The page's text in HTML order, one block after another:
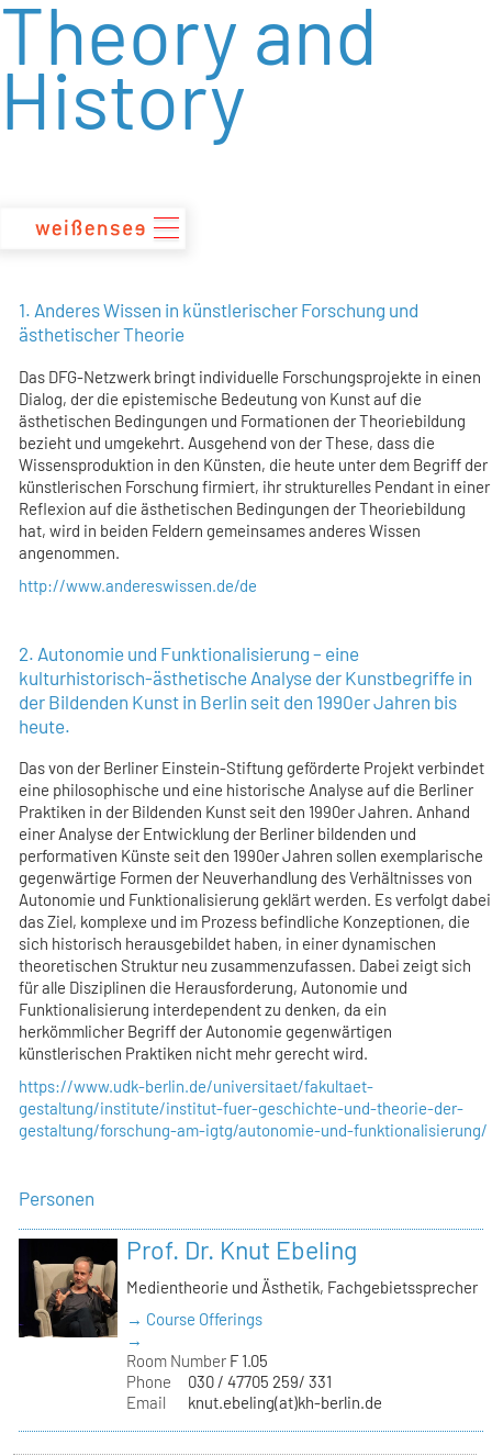
zum
Theory and
History
1. Anderes Wissen in künstlerischer Forschung und
ästhetischer Theorie
Das DFG-Netzwerk bringt individuelle Forschungsprojekte in einen
Dialog, der die epistemische Bedeutung von Kunst auf die
ästhetischen Bedingungen und Formationen der Theoriebildung
bezieht und umgekehrt. Ausgehend von der These, dass die
Wissensproduktion in den Künsten, die heute unter dem Begriff der
künstlerischen Forschung firmiert, ihr strukturelles Pendant in einer
Reflexion auf die ästhetischen Bedingungen der Theoriebildung
hat, wird in beiden Feldern gemeinsames anderes Wissen
angenommen.
http://www.andereswissen.de/de
2. Autonomie und Funktionalisierung – eine
kulturhistorisch-ästhetische Analyse der Kunstbegriffe in
der Bildenden Kunst in Berlin seit den 1990er Jahren bis
heute.
Das von der Berliner Einstein-Stiftung geförderte Projekt verbindet
eine philosophische und eine historische Analyse auf die Berliner
Praktiken in der Bildenden Kunst seit den 1990er Jahren. Anhand
einer Analyse der Entwicklung der Berliner bildenden und
performativen Künste seit den 1990er Jahren sollen exemplarische
gegenwärtige Formen der Neuverhandlung des Verhältnisses von
Autonomie und Funktionalisierung geklärt werden. Es verfolgt dabei
das Ziel, komplexe und im Prozess befindliche Konzeptionen, die
sich historisch herausgebildet haben, in einer dynamischen
theoretischen Struktur neu zusammenzufassen. Dabei zeigt sich
für alle Disziplinen die Herausforderung, Autonomie und
Funktionalisierung interdependent zu denken, da ein
herkömmlicher Begriff der Autonomie gegenwärtigen
künstlerischen Praktiken nicht mehr gerecht wird.
https://www.udk-berlin.de/universitaet/fakultaet-
gestaltung/institute/institut-fuer-geschichte-und-theorie-der-
gestaltung/forschung-am-igtg/autonomie-und-funktionalisierung/
Personen
Prof. Dr. Knut Ebeling
Medientheorie und Ästhetik, Fachgebietssprecher
→ Course Offerings
→
Room Number F 1.05
Phone
030 / 47705 259/ 331
Email
knut.ebeling(at)kh-berlin.de